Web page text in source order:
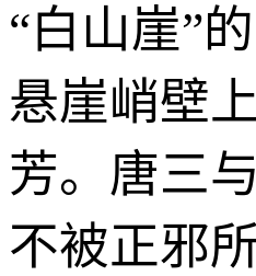
“白山崖”
悬崖峭壁
芳。唐三
不被正邪